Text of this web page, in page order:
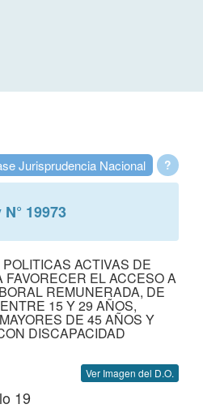
?
Jurisprudencia Nacional
N° 19973
ACTIVAS DE
FAVORECER EL ACCESO A
REMUNERADA, DE
15 Y 29 AÑOS,
DE 45 AÑOS Y
DISCAPACIDAD
Ver Imagen del D.O.
19